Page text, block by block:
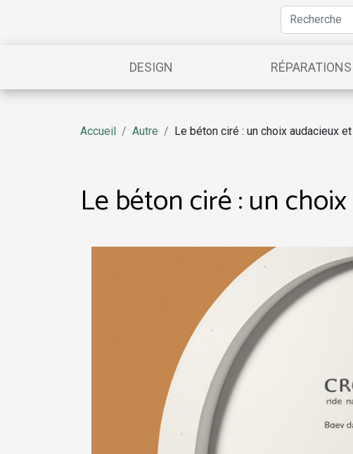
DESIGN RÉPARATIONS
Accueil Autre Le béton ciré : un choix audacieux
Le béton ciré : un